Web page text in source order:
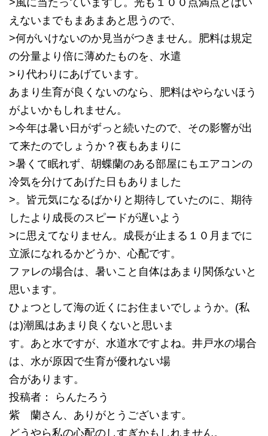
>風に当たっていますし。光も１００点満点とはい
えないまでもまあまあと思うので、
>何がいけないのか見当がつきません。肥料は規定
の分量より倍に薄めたものを、水遣
>り代わりにあげています。
あまり生育が良くないのなら、肥料はやらないほう
がよいかもしれません。
>今年は暑い日がずっと続いたので、その影響が出
て来たのでしょうか？夜もあまりに
>暑くて眠れず、胡蝶蘭のある部屋にもエアコンの
冷気を分けてあげた日もありました
>。皆元気になるばかりと期待していたのに、期待
したより成長のスピードが遅いよう
>に思えてなりません。成長が止まる１０月までに
立派になれるかどうか、心配です。
ファレの場合は、暑いこと自体はあまり関係ないと
思います。
ひょつとして海の近くにお住まいでしょうか。(私
は)潮風はあまり良くないと思いま
す。あと水ですが、水道水ですよね。井戸水の場合
は、水が原因で生育が優れない場
合があります。
投稿者： らんたろう
紫 蘭さん、ありがとうございます。
どうやら私の心配のしすぎかもしれません。